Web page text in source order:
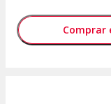
Comprar